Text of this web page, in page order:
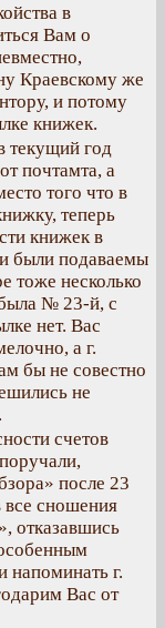
в
Вам о
Краевскому же
и потому
книжек.
текущий год
почтамта, а
того что в
теперь
книжек в
были подаваемы
тоже несколько
№ 23-й, с
нет. Вас
а г.
бы не совестно
не
счетов
после 23
сношения
отказавшись
напоминать г.
Вас от